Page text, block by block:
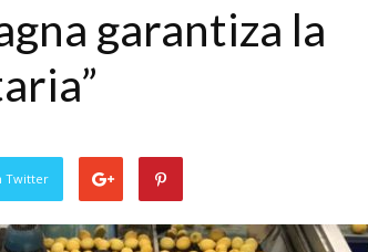
garantiza la
Twitter